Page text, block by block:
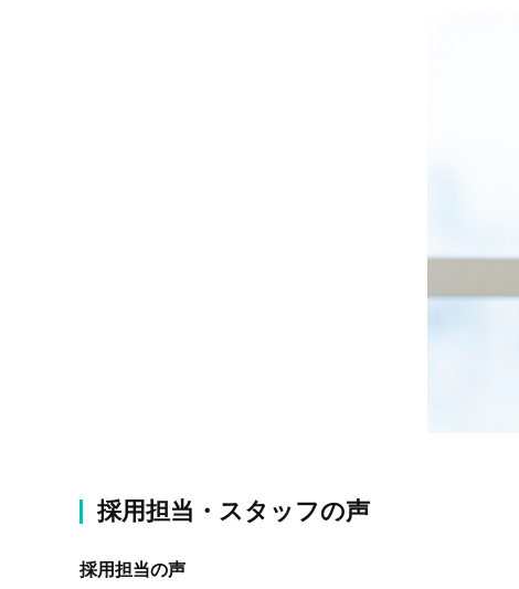
採用担当・スタッフの声
採用担当の声